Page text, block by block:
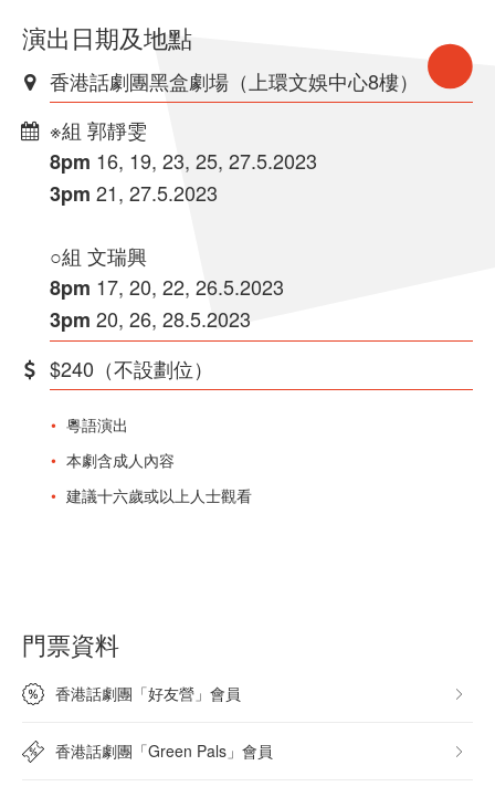
演出日期及地點
香港話劇團黑盒劇場（上環文娛中心8樓）
※組 郭靜雯
8pm 16, 19, 23, 25, 27.5.2023
3pm 21, 27.5.2023
○組 文瑞興
8pm 17, 20, 22, 26.5.2023
3pm 20, 26, 28.5.2023
$240（不設劃位）
粵語演出
本劇含成人內容
建議十六歲或以上人士觀看
門票資料
香港話劇團「好友營」會員
香港話劇團「Green Pals」會員